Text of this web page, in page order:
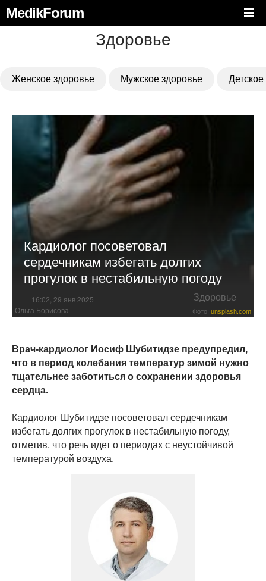
MedikForum
Здоровье
Женское здоровье Мужское здоровье
Кардиолог посоветовал
сердечникам избегать долгих
прогулок в нестабильную погоду
16:02, 29 янв 2025 Здоровье
Ольга Борисова Фото: unsplash.com
Врач-кардиолог Иосиф Шубитидзе предупредил,
что в период колебания температур зимой нужно
тщательнее заботиться о сохранении здоровья
сердца.
Кардиолог Шубитидзе посоветовал сердечникам
избегать долгих прогулок в нестабильную погоду,
отметив, что речь идет о периодах с неустойчивой
температурой воздуха.